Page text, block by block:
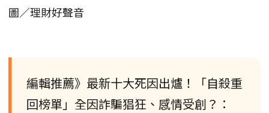
圖／理財好聲音
編輯推薦》最新十大死因出爐！「自殺重
回榜單」全因詐騙猖狂、感情受創？：